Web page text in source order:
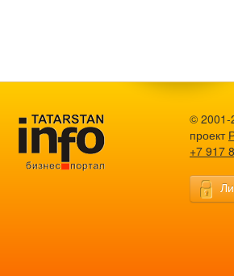
© 2001-
проект
+7 917